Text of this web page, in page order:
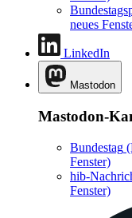
neues
LinkedIn
Mastodon
Mastodon-
Bundestag
Fenster)
hib-
Fenster)